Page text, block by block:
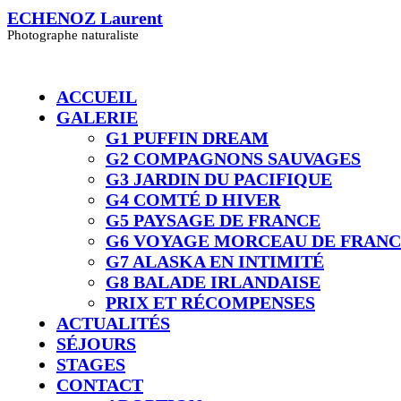
Skip
to
ECHENOZ Laurent
Photographe naturaliste
ACCUEIL
GALERIE
G1 PUFFIN DREAM
G2 COMPAGNONS SAUVAGES
G3 JARDIN DU PACIFIQUE
G4 COMTÉ D HIVER​
G5 PAYSAGE DE FRANCE
G6 VOYAGE MORCEAU DE
G7 ALASKA EN INTIMITÉ
G8 BALADE IRLANDAISE
PRIX ET RÉCOMPENSES
ACTUALITÉS
SÉJOURS
STAGES
CONTACT